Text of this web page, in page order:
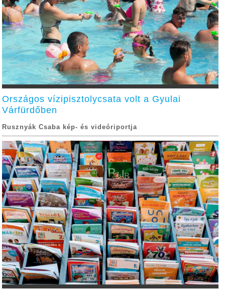
Országos vízipisztolycsata volt a Gyulai
Várfürdőben
Rusznyák Csaba kép- és videóriportja